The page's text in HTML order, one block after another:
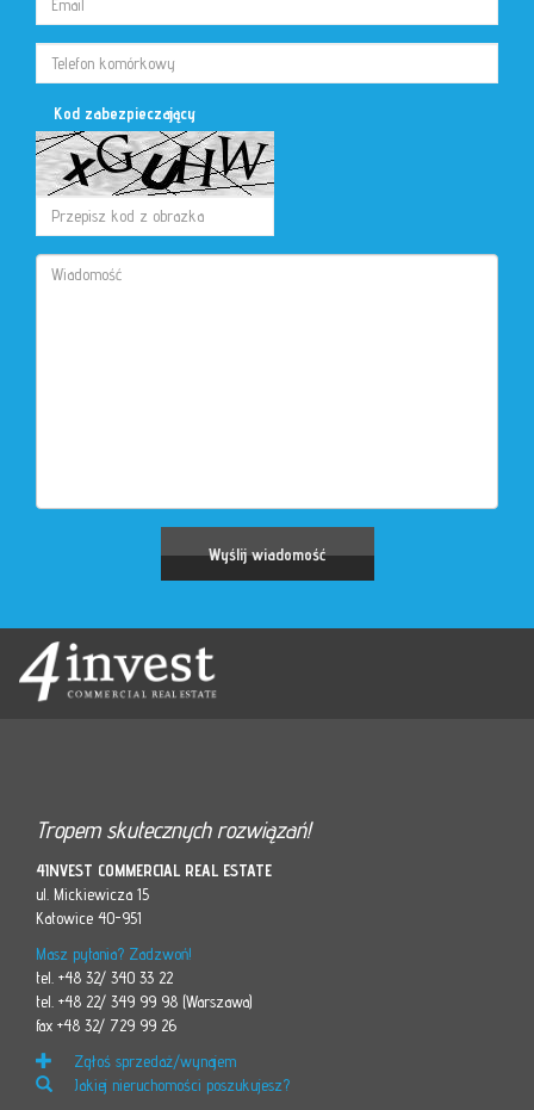
Kod zabezpieczający
Tropem skutecznych rozwiązań!
4INVEST COMMERCIAL REAL ESTATE
ul. Mickiewicza 15
Katowice 40-951
Masz pytania? Zadzwoń!
tel. +48 32/ 340 33 22
tel. +48 22/ 349 99 98 (Warszawa)
fax +48 32/ 729 99 26
Zgłoś sprzedaż/wynajem
Jakiej nieruchomości poszukujesz?